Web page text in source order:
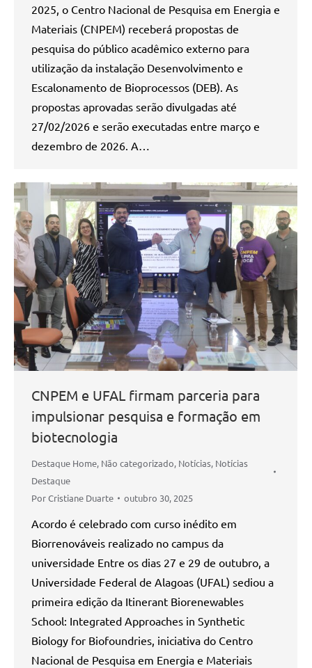
2025, o Centro Nacional de Pesquisa em Energia e
Materiais (CNPEM) receberá propostas de
pesquisa do público acadêmico externo para
utilização da instalação Desenvolvimento e
Escalonamento de Bioprocessos (DEB). As
propostas aprovadas serão divulgadas até
27/02/2026 e serão executadas entre março e
dezembro de 2026. A…
CNPEM e UFAL firmam parceria para
impulsionar pesquisa e formação em
biotecnologia
Destaque Home, Não categorizado, Notícias, Notícias
Destaque
PorCristiane Duarte outubro 30, 2025
Acordo é celebrado com curso inédito em
Biorrenováveis realizado no campus da
universidade Entre os dias 27 e 29 de outubro, a
Universidade Federal de Alagoas (UFAL) sediou a
primeira edição da Itinerant Biorenewables
School: Integrated Approaches in Synthetic
Biology for Biofoundries, iniciativa do Centro
Nacional de Pesquisa em Energia e Materiais